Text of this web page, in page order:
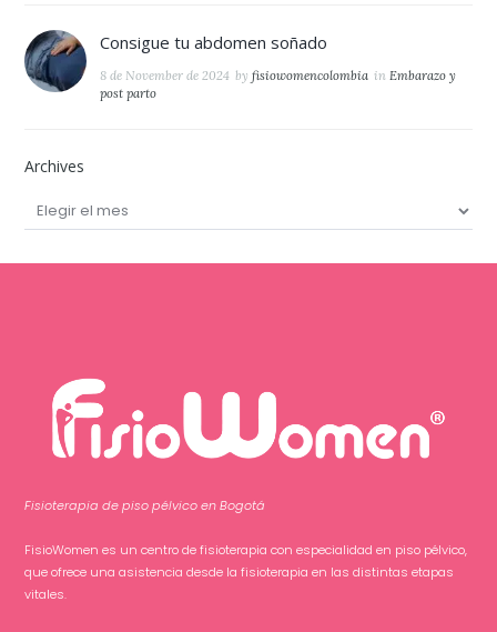
Consigue tu abdomen soñado
8 de November de 2024 byfisiowomencolombia inEmbarazo y
post parto
Archives
Archives
Fisioterapia de piso pélvico en Bogotá
FisioWomen es un centro de fisioterapia con especialidad en piso pélvico,
que ofrece una asistencia desde la fisioterapia en las distintas etapas
vitales.